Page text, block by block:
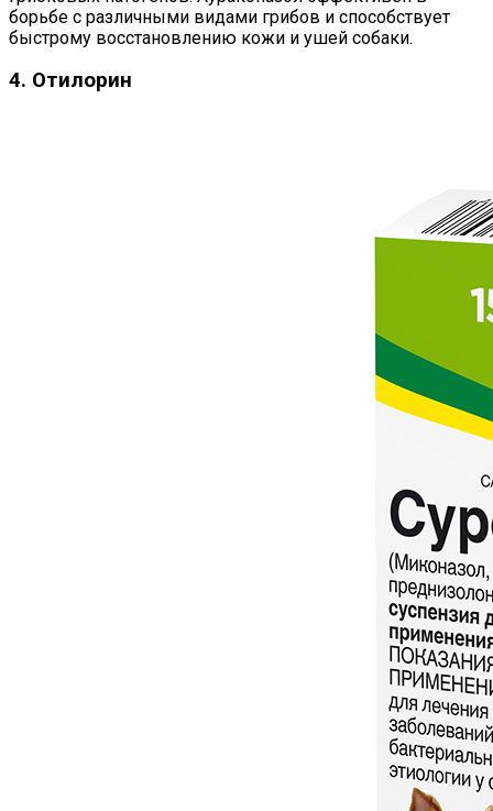
борьбе с различными видами грибов и способствует
быстрому восстановлению кожи и ушей собаки.
4. Отилорин